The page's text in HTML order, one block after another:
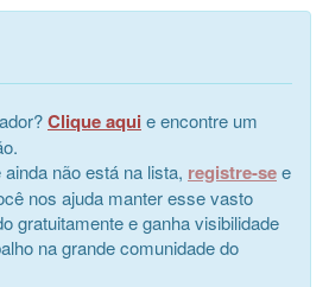
Clique aqui e encontre um
não está na lista, registre-see
nos ajuda manter esse vasto
gratuitamente e ganha visibilidade
na grande comunidade do